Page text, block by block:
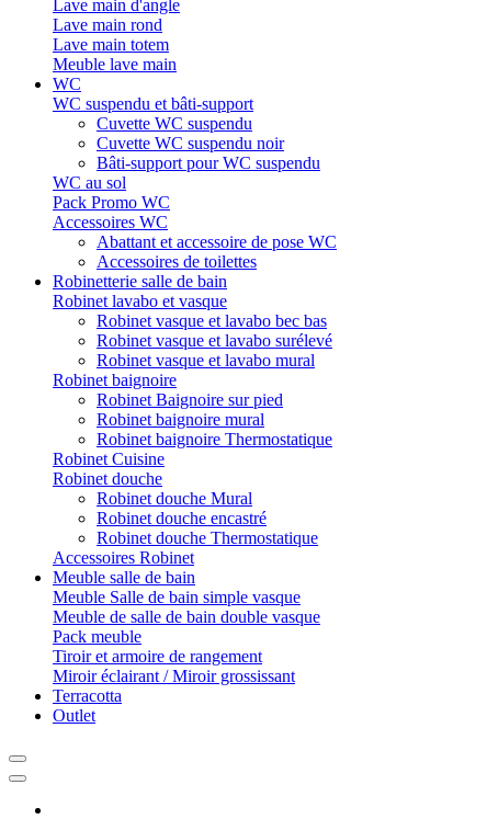
Lave main d'angle
Lave main rond
Lave main totem
Meuble lave main
WC
WC suspendu et bâti-support
Cuvette WC suspendu
Cuvette WC suspendu noir
Bâti-support pour WC suspendu
WC au sol
Pack Promo WC
Accessoires WC
Abattant et accessoire de pose WC
Accessoires de toilettes
Robinetterie salle de bain
Robinet lavabo et vasque
Robinet vasque et lavabo bec bas
Robinet vasque et lavabo surélevé
Robinet vasque et lavabo mural
Robinet baignoire
Robinet Baignoire sur pied
Robinet baignoire mural
Robinet baignoire Thermostatique
Robinet Cuisine
Robinet douche
Robinet douche Mural
Robinet douche encastré
Robinet douche Thermostatique
Accessoires Robinet
Meuble salle de bain
Meuble Salle de bain simple vasque
Meuble de salle de bain double vasque
Pack meuble
Tiroir et armoire de rangement
Miroir éclairant / Miroir grossissant
Terracotta
Outlet